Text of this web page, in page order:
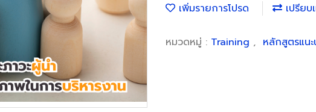
เพิ่มรายการโปรด เปรียบ
หมวดหมู่ : Training , หลักสูตรแนะ